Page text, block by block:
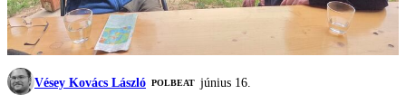
Vésey Kovács László ‎POLBEAT június 16.